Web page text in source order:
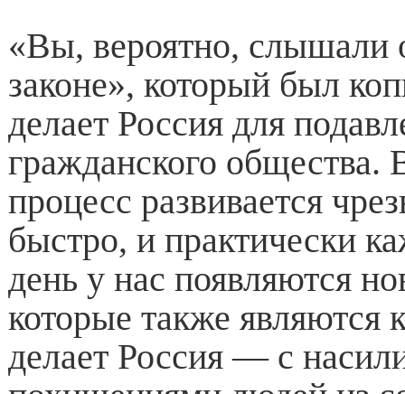
«Вы, вероятно, слышали
законе», который был
делает Россия для
гражданского общества.
процесс развивается
быстро, и практически
день у нас появляются
которые также являются
делает Россия — с